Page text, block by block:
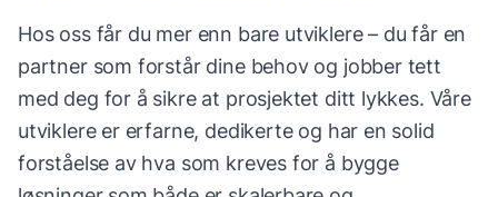
Hos oss får du mer enn bare utviklere – du får en
partner som forstår dine behov og jobber tett
med deg for å sikre at prosjektet ditt lykkes. Våre
utviklere er erfarne, dedikerte og har en solid
forståelse av hva som kreves for å bygge